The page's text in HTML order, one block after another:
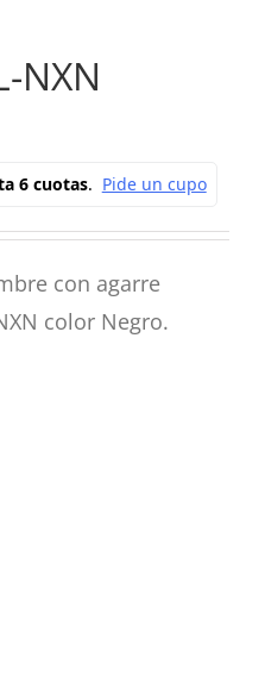
NXN
con agarre
color Negro.